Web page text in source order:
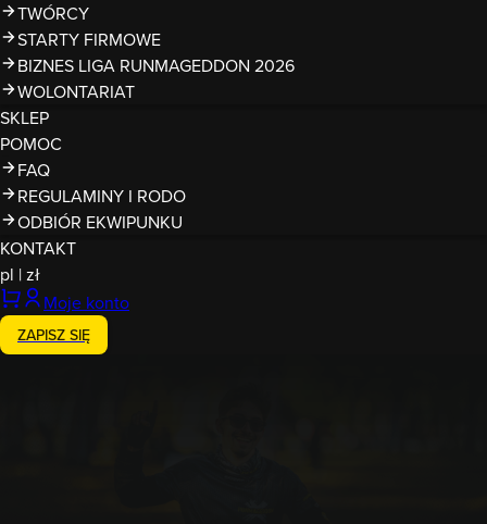
TWÓRCY
STARTY FIRMOWE
BIZNES LIGA RUNMAGEDDON 2026
WOLONTARIAT
SKLEP
POMOC
FAQ
REGULAMINY I RODO
ODBIÓR EKWIPUNKU
KONTAKT
pl |zł
Moje konto
ZAPISZ SIĘ